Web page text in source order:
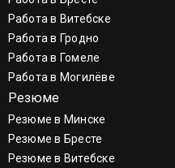
Работа в Витебске
Работа в Гродно
Работа в Гомеле
Работа в Могилёве
Резюме
Резюме в Минске
Резюме в Бресте
Резюме в Витебске